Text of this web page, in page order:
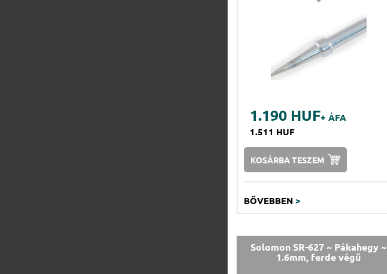
1.190 HUF+ ÁFA
1.511 HUF
KOSÁRBA TESZEM
BŐVEBBEN >
Solomon SR-627 ~ Pákahegy ~
1.6mm, ferde végű